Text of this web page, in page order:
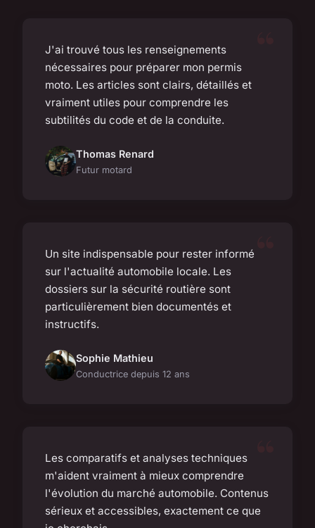
J'ai trouvé tous les renseignements
nécessaires pour préparer mon permis
moto. Les articles sont clairs, détaillés et
vraiment utiles pour comprendre les
subtilités du code et de la conduite.
Thomas Renard
Futur motard
Un site indispensable pour rester informé
sur l'actualité automobile locale. Les
dossiers sur la sécurité routière sont
particulièrement bien documentés et
instructifs.
Sophie Mathieu
Conductrice depuis 12 ans
Les comparatifs et analyses techniques
m'aident vraiment à mieux comprendre
l'évolution du marché automobile. Contenus
sérieux et accessibles, exactement ce que